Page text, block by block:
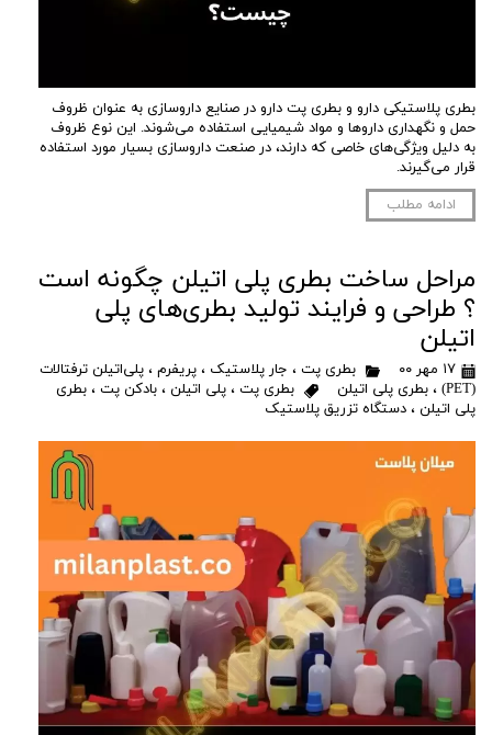
بطری پلاستیکی دارو و بطری پت دارو در صنایع داروسازی به عنوان ظروف
حمل و نگهداری داروها و مواد شیمیایی استفاده می‌شوند. این نوع ظروف
به دلیل ویژگی‌های خاصی که دارند، در صنعت داروسازی بسیار مورد استفاده
قرار می‌گیرند.
ادامه مطلب
مراحل ساخت بطری پلی اتیلن چگونه است
؟ طراحی و فرایند تولید بطری‌های پلی
اتیلن
۱۷ مهر ۰۰ بطری پت ، جار پلاستیک ، پریفرم ، پلی‌اتیلن ترفتالات
(PET)
، بطری پلی اتیلن بطری پت ، پلی اتیلن ، بادکن پت ، بطری
پلی اتیلن ، دستگاه تزریق پلاستیک